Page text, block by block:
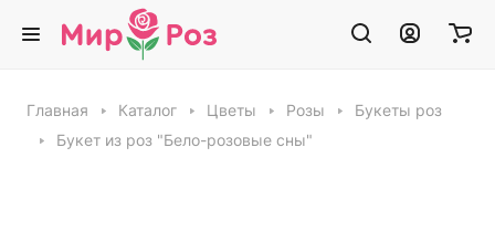
Главная Каталог Цветы Розы
Букеты роз
Букет из роз "Бело-розовые сны"